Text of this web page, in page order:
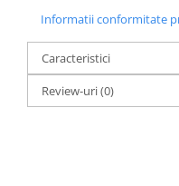
Informatii conformitate
Caracteristici
Review-uri(0)